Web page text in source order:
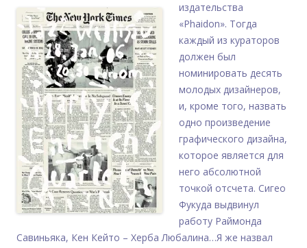
издательства
«Phaidon». Тогда
каждый из кураторов
должен был
номинировать десять
молодых дизайнеров,
и, кроме того, назвать
одно произведение
графического дизайна,
которое является для
него абсолютной
точкой отсчета. Сигео
Фукуда выдвинул
работу Раймонда
Савиньяка, Кен Кейто – Херба Любалина…Я же назвал